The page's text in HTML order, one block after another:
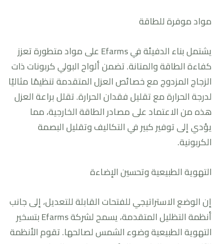
مواد موفرة للطاقة
يشتمل بناء الدفيئة في Efarms على مواد متطورة تعزز
كفاءة الطاقة والمتانة. تضمن ألواح البولي كربونات ذات
الزجاج المزدوج مع خصائص العزل المتقدمة تنظيمًا مثاليًا
لدرجة الحرارة مع تقليل فقدان الحرارة. تقلل براعة العزل
هذه من الاعتماد على مصادر الطاقة الخارجية، مما
يؤدي إلى توفير كبير في التكاليف وتقليل البصمة
الكربونية.
التهوية الطبيعية وتحسين الإضاءة
إن الوضع الاستراتيجي للفتحات القابلة للتعديل، إلى جانب
أنظمة التظليل المتقدمة، يسمح لشركة Efarms بتسخير
التهوية الطبيعية وضوء الشمس لصالحها. تقوم الأنظمة